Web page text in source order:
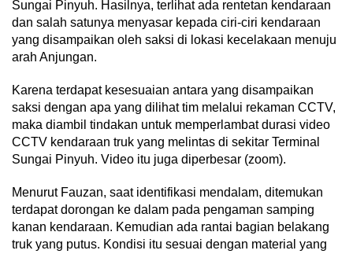
Sungai Pinyuh. Hasilnya, terlihat ada rentetan kendaraan
dan salah satunya menyasar kepada ciri-ciri kendaraan
yang disampaikan oleh saksi di lokasi kecelakaan menuju
arah Anjungan.
Karena terdapat kesesuaian antara yang disampaikan
saksi dengan apa yang dilihat tim melalui rekaman CCTV,
maka diambil tindakan untuk memperlambat durasi video
CCTV kendaraan truk yang melintas di sekitar Terminal
Sungai Pinyuh. Video itu juga diperbesar (zoom).
Menurut Fauzan, saat identifikasi mendalam, ditemukan
terdapat dorongan ke dalam pada pengaman samping
kanan kendaraan. Kemudian ada rantai bagian belakang
truk yang putus. Kondisi itu sesuai dengan material yang